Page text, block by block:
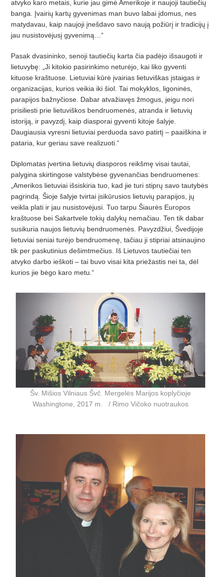
atvyko karo metais, kurie jau gimė Amerikoje ir naujoji tautiečių
banga. Įvairių kartų gyvenimas man buvo labai įdomus, nes
matydavau, kaip naujoji įnešdavo savo naują požiūrį ir tradicijų į
jau nusistovėjusį gyvenimą…“
Pasak dvasininko, senoji tautiečių karta čia padėjo išsaugoti ir
lietuvybę: „Ji kitokio pasirinkimo neturėjo, kai liko gyventi
kituose kraštuose. Lietuviai kūrė įvairias lietuviškas įstaigas ir
organizacijas, kurios veikia iki šiol. Tai mokyklos, ligoninės,
parapijos bažnyčiose. Dabar atvažiavęs žmogus, jeigu nori
prisiliesti prie lietuviškos bendruomenės, atranda ir lietuvių
istoriją, ir pavyzdį, kaip diasporai gyventi kitoje šalyje.
Daugiausia vyresni lietuviai perduoda savo patirtį – paaiškina ir
pataria, kur geriau save realizuoti.“
Diplomatas įvertina lietuvių diasporos reikšmę visai tautai,
palygina skirtingose valstybėse gyvenančias bendruomenes:
„Amerikos lietuviai išsiskiria tuo, kad jie turi stiprų savo tautybės
pagrindą. Šioje šalyje tvirtai įsikūrusios lietuvių parapijos, jų
veikla plati ir jau nusistovėjusi. Tuo tarpu Šiaurės Europos
kraštuose bei Sakartvele tokių dalykų nemačiau. Ten tik dabar
susikuria naujos lietuvių bendruomenės. Pavyzdžiui, Švedijoje
lietuviai seniai turėjo bendruomenę, tačiau ji stipriai atsinaujino
tik per paskutinius dešimtmečius. Iš Lietuvos tautiečiai ten
atvyko darbo ieškoti – tai buvo visai kita priežastis nei ta, dėl
kurios jie bėgo karo metu.“
Šv. Mišios Vilniaus Švč. Mergelės Marijos koplyčioje
Washingtone, 2017 m. / Rimo Vičoko nuotraukos